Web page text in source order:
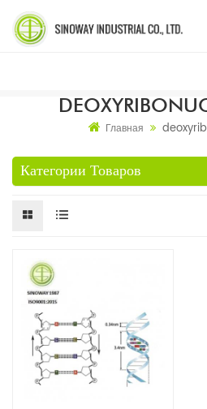
Главная
Категории Товаров